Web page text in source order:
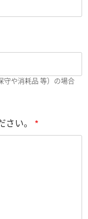
守や消耗品 等）の場合
さい。